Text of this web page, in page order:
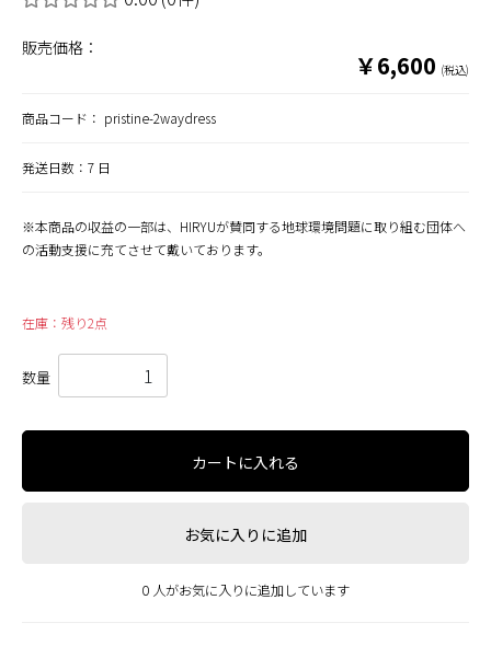
販売価格：
￥6,600 (税込)
商品コード： pristine-2waydress
発送日数：7 日
※本商品の収益の一部は、HIRYUが賛同する地球環境問題に取り組む団体へ
の活動支援に充てさせて戴いております。
在庫：残り2点
数量
カートに入れる
お気に入りに追加
0 人がお気に入りに追加しています